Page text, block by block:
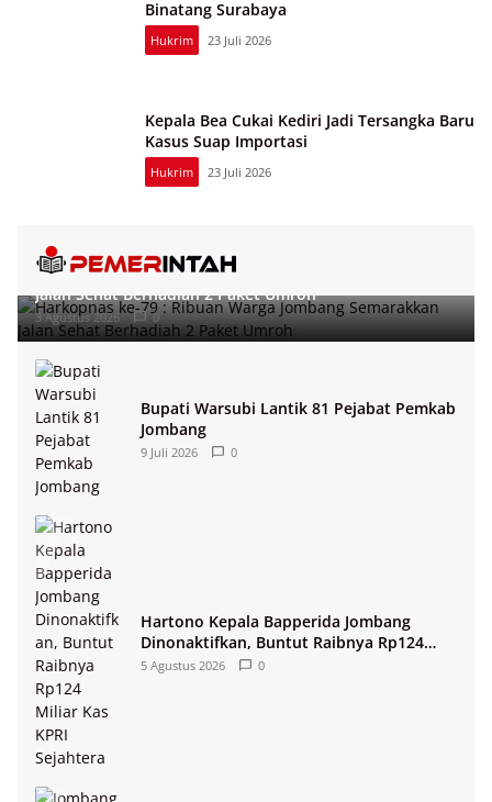
Binatang Surabaya
Hukrim 23 Juli 2026
Kepala Bea Cukai Kediri Jadi Tersangka Baru
Kasus Suap Importasi
Hukrim 23 Juli 2026
Harkopnas ke-79 : Ribuan Warga Jombang Semarakkan
Jalan Sehat Berhadiah 2 Paket Umroh
3 Agustus 2026 0
Bupati Warsubi Lantik 81 Pejabat Pemkab
Jombang
9 Juli 2026 0
Hartono Kepala Bapperida Jombang
Dinonaktifkan, Buntut Raibnya Rp124
Miliar Kas KPRI Sejahtera
5 Agustus 2026 0